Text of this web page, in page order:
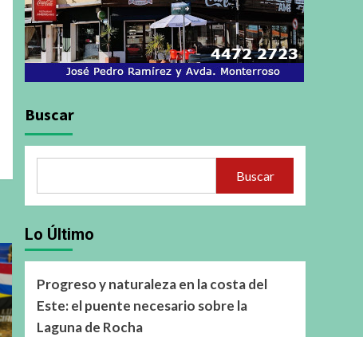
Buscar
Buscar
Lo Último
Progreso y naturaleza en la costa del
Este: el puente necesario sobre la
Laguna de Rocha